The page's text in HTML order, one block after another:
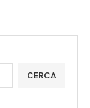
CERCA